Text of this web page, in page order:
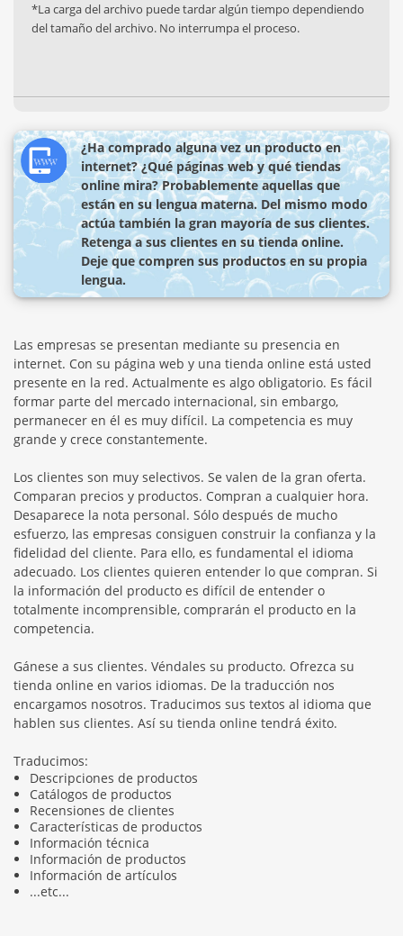
*La carga del archivo puede tardar algún tiempo dependiendo
del tamaño del archivo. No interrumpa el proceso.
¿Ha comprado alguna vez un producto en
internet? ¿Qué páginas web y qué tiendas
online mira? Probablemente aquellas que
están en su lengua materna. Del mismo modo
actúa también la gran mayoría de sus clientes.
Retenga a sus clientes en su tienda online.
Deje que compren sus productos en su propia
lengua.
Las empresas se presentan mediante su presencia en
internet. Con su página web y una tienda online está usted
presente en la red. Actualmente es algo obligatorio. Es fácil
formar parte del mercado internacional, sin embargo,
permanecer en él es muy difícil. La competencia es muy
grande y crece constantemente.
Los clientes son muy selectivos. Se valen de la gran oferta.
Comparan precios y productos. Compran a cualquier hora.
Desaparece la nota personal. Sólo después de mucho
esfuerzo, las empresas consiguen construir la confianza y la
fidelidad del cliente. Para ello, es fundamental el idioma
adecuado. Los clientes quieren entender lo que compran. Si
la información del producto es difícil de entender o
totalmente incomprensible, comprarán el producto en la
competencia.
Gánese a sus clientes. Véndales su producto. Ofrezca su
tienda online en varios idiomas. De la traducción nos
encargamos nosotros. Traducimos sus textos al idioma que
hablen sus clientes. Así su tienda online tendrá éxito.
Traducimos:
Descripciones de productos
Catálogos de productos
Recensiones de clientes
Características de productos
Información técnica
Información de productos
Información de artículos
...etc...